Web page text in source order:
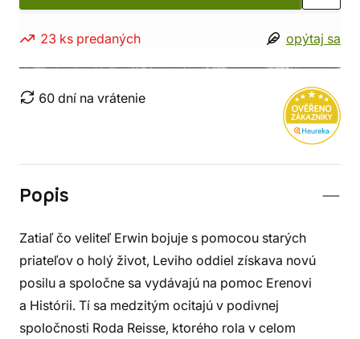
23 ks predaných opýtaj sa
60 dní na vrátenie
Popis
Zatiaľ čo veliteľ Erwin bojuje s pomocou starých
priateľov o holý život, Leviho oddiel získava novú
posilu a spoločne sa vydávajú na pomoc Erenovi
a Histórii. Tí sa medzitým ocitajú v podivnej
spoločnosti Roda Reisse, ktorého rola v celom